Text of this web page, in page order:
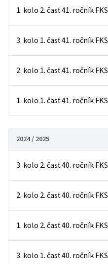
1. kolo 2. časť 41. ročník FKS
3. kolo 1. časť 41. ročník FKS
2. kolo 1. časť 41. ročník FKS
1. kolo 1. časť 41. ročník FKS
2024 / 2025
3. kolo 2. časť 40. ročník FKS
2. kolo 2. časť 40. ročník FKS
1. kolo 2. časť 40. ročník FKS
3. kolo 1. časť 40. ročník FKS